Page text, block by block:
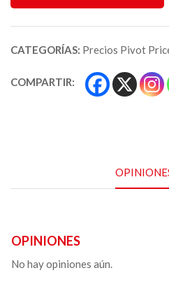
CATEGORÍAS: Precios Pivot
COMPARTIR:
OPINIONES
No hay opiniones aún.